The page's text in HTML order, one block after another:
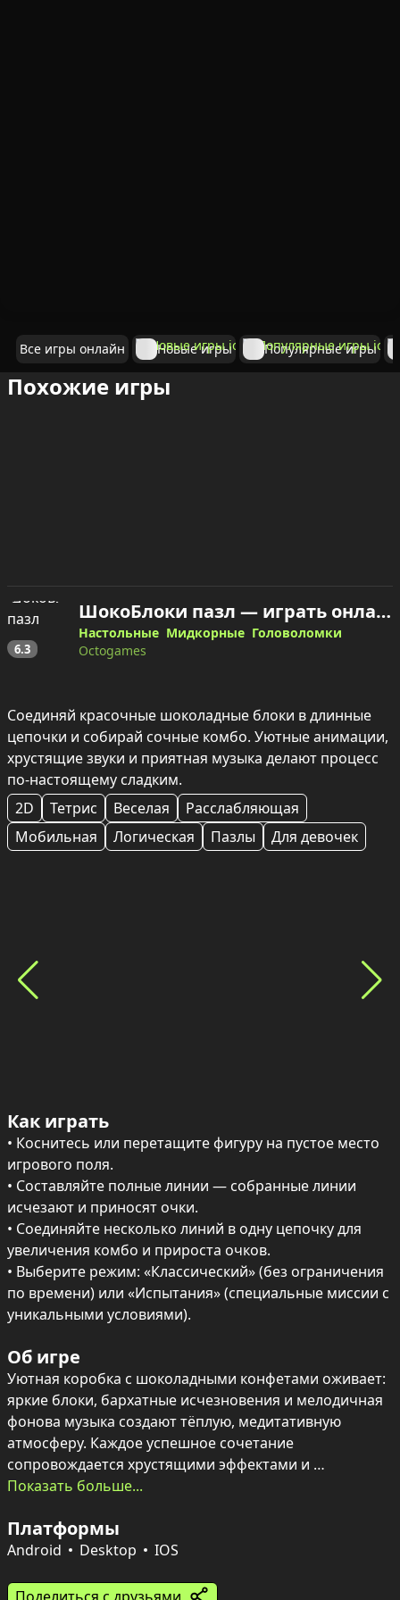
Все игры онлайн Новые игры Популярные игры
Похожие игры
6.3
ШокоБлоки пазл — играть онлайн
Настольные Мидкорные Головоломки
Octogames
Соединяй красочные шоколадные блоки в длинные
цепочки и собирай сочные комбо. Уютные анимации,
хрустящие звуки и приятная музыка делают процесс
по-настоящему сладким.
2D
Тетрис Веселая
Расслабляющая
Мобильная
Логическая Пазлы Для девочек
Как играть
• Коснитесь или перетащите фигуру на пустое место
игрового поля.
• Составляйте полные линии — собранные линии
исчезают и приносят очки.
• Соединяйте несколько линий в одну цепочку для
увеличения комбо и прироста очков.
• Выберите режим: «Классический» (без ограничения
по времени) или «Испытания» (специальные миссии с
уникальными условиями).
Об игре
Уютная коробка с шоколадными конфетами оживает:
яркие блоки, бархатные исчезновения и мелодичная
фонова музыка создают тёплую, медитативную
атмосферу. Каждое успешное сочетание
сопровождается хрустящими эффектами и
визуальными бонусами, будто аккуратно собранная
Игровой процесс прост и увлекателен — из
предложенных фигур нужно заполнять пустые клетки
длиннее цепочка и чем больше одновременных
Показать больше...
Платформы
Android Desktop IOS